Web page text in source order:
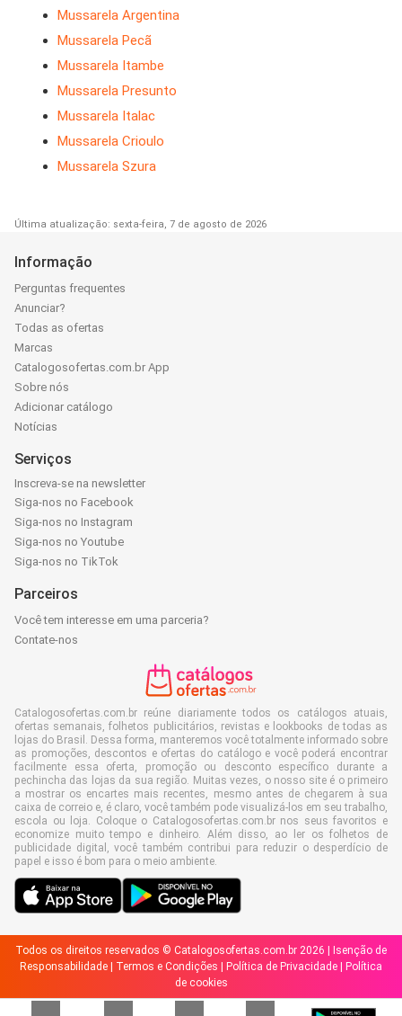
Mussarela Argentina
Mussarela Pecã
Mussarela Itambe
Mussarela Presunto
Mussarela Italac
Mussarela Crioulo
Mussarela Szura
Última atualização: sexta-feira, 7 de agosto de 2026
Informação
Perguntas frequentes
Anunciar?
Todas as ofertas
Marcas
Catalogosofertas.com.br App
Sobre nós
Adicionar catálogo
Notícias
Serviços
Inscreva-se na newsletter
Siga-nos no Facebook
Siga-nos no Instagram
Siga-nos no Youtube
Siga-nos no TikTok
Parceiros
Você tem interesse em uma parceria?
Contate-nos
Catalogosofertas.com.br reúne diariamente todos os catálogos atuais,
ofertas semanais, folhetos publicitários, revistas e lookbooks de todas as
lojas do Brasil. Dessa forma, manteremos você totalmente informado sobre
as promoções, descontos e ofertas do catálogo e você poderá encontrar
facilmente essa oferta, promoção ou desconto específico durante a
pechincha das lojas da sua região. Muitas vezes, o nosso site é o primeiro
a mostrar os encartes mais recentes, mesmo antes de chegarem à sua
caixa de correio e, é claro, você também pode visualizá-los em seu trabalho,
escola ou loja. Coloque o Catalogosofertas.com.br nos seus favoritos e
economize muito tempo e dinheiro. Além disso, ao ler os folhetos de
publicidade digital, você também contribui para reduzir o desperdício de
papel e isso é bom para o meio ambiente.
Todos os direitos reservados © Catalogosofertas.com.br 2026 |
Isenção de
Responsabilidade
Termos e Condições Política de Privacidade
Política
de cookies